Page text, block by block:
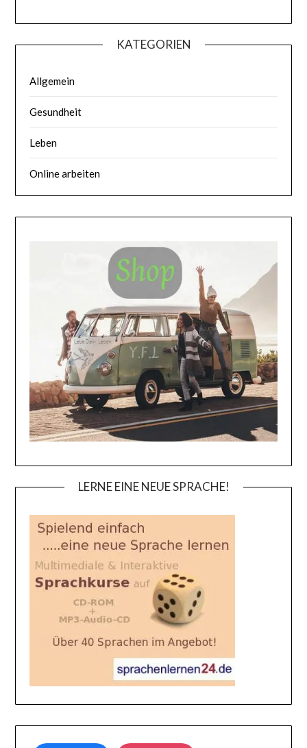
KATEGORIEN
Allgemein
Gesundheit
Leben
Online arbeiten
LERNE EINE NEUE SPRACHE!